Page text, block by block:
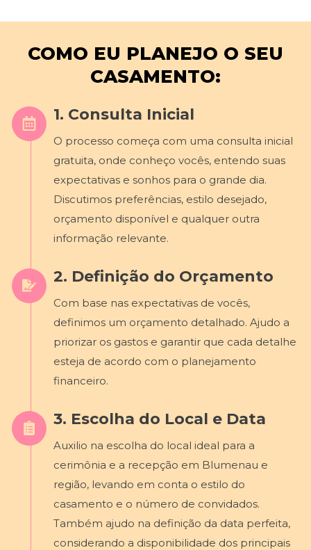
COMO EU PLANEJO O SEU
CASAMENTO:
1. Consulta Inicial
O processo começa com uma consulta inicial
gratuita, onde conheço vocês, entendo suas
expectativas e sonhos para o grande dia.
Discutimos preferências, estilo desejado,
orçamento disponível e qualquer outra
informação relevante.
2. Definição do Orçamento
Com base nas expectativas de vocês,
definimos um orçamento detalhado. Ajudo a
priorizar os gastos e garantir que cada detalhe
esteja de acordo com o planejamento
financeiro.
3. Escolha do Local e Data
Auxilio na escolha do local ideal para a
cerimônia e a recepção em Blumenau e
região, levando em conta o estilo do
casamento e o número de convidados.
Também ajudo na definição da data perfeita,
considerando a disponibilidade dos principais